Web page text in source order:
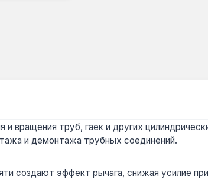
труб, гаек и других
и демонтажа трубных соединений.
создают эффект рычага, снижая усилие